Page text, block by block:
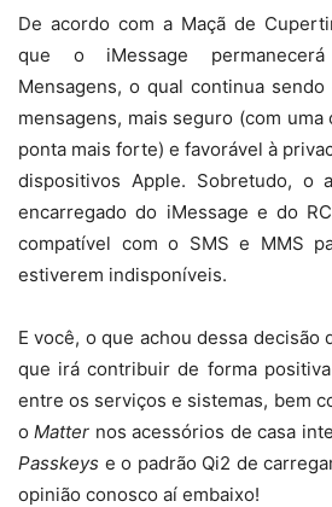
De acordo com a Maçã de
que o iMessage
Mensagens, o qual continua
mensagens, mais seguro (com
ponta mais forte) e favorável à
dispositivos Apple. Sobretudo, o
encarregado do iMessage e do
compatível com o SMS e MMS
estiverem indisponíveis.
E você, o que achou dessa decisão
que irá contribuir de forma
entre os serviços e sistemas, bem
oMatter nos acessórios de casa
Passkeys e o padrão Qi2 de
opinião conosco aí embaixo!